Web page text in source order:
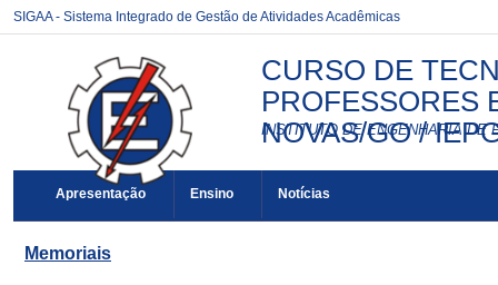
SIGAA - Sistema Integrado de Gestão de Atividades Acadêmicas
CURSO DE
PROFESSORES
NOVAS/GO /
INSTITUTO DE ENGENHARIA DE
Apresentação Ensino Notícias
Memoriais